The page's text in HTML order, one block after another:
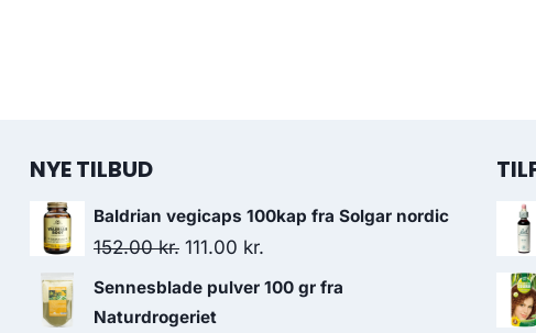
NYE TILBUD
Baldrian vegicaps 100kap fra Solgar nordic
152.00kr. Den
oprindelige
pris
111.00 kr.
aktuelle
Sennesblade pulver 100 gr fra
Naturdrogeriet